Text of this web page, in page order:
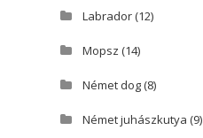
Labrador(12)
Mopsz (14)
Német dog(8)
Német juhászkutya (9)